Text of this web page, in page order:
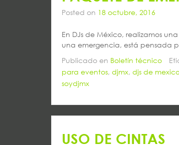
Posted on 18 octubre, 2016
En DJs de México, realizamos
una emergencia, está pensada
Publicado en Boletín técnico
para eventos, djmx, djs de
soydjmx
USO DE CINTAS